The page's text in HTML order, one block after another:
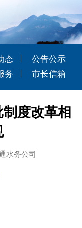
态
公告公示
务 市长信箱
度改革相
水务公司